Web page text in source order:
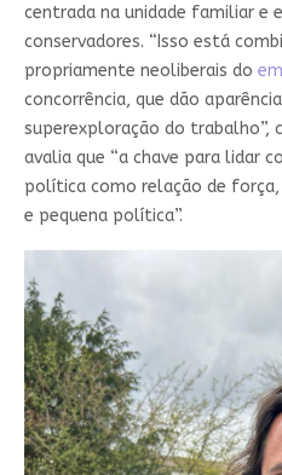
centrada na unidade familiar e
conservadores. “Isso está
propriamente neoliberais do
concorrência, que dão
superexploração do trabalho”,
avalia que “a chave para lidar
política como relação de
e pequena política”.